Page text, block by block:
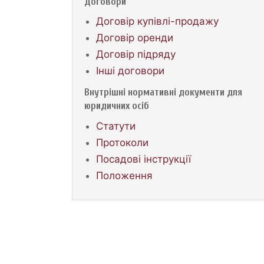
Договір купівлі-продажу
Договір оренди
Договір підряду
Інші договори
Внутрішні нормативні документи для
юридичних осіб
Статути
Протоколи
Посадові інструкції
Положення